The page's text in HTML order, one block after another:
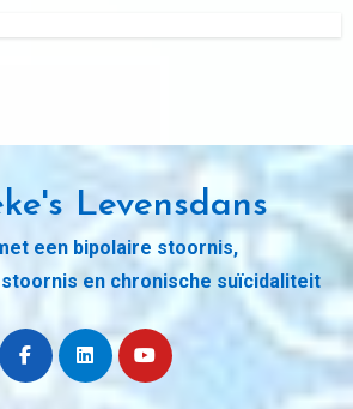
Levensdans
een bipolaire stoornis,
en chronische suïcidaliteit